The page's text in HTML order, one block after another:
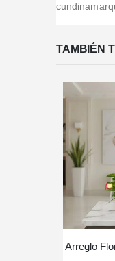
TAMBIÉN
Arreglo